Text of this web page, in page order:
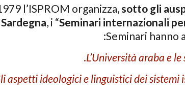
l’ISPROM organizza,sotto gli
Sardegna, i “Seminari internazionali
Seminari hanno
aspetti ideologici e linguistici dei